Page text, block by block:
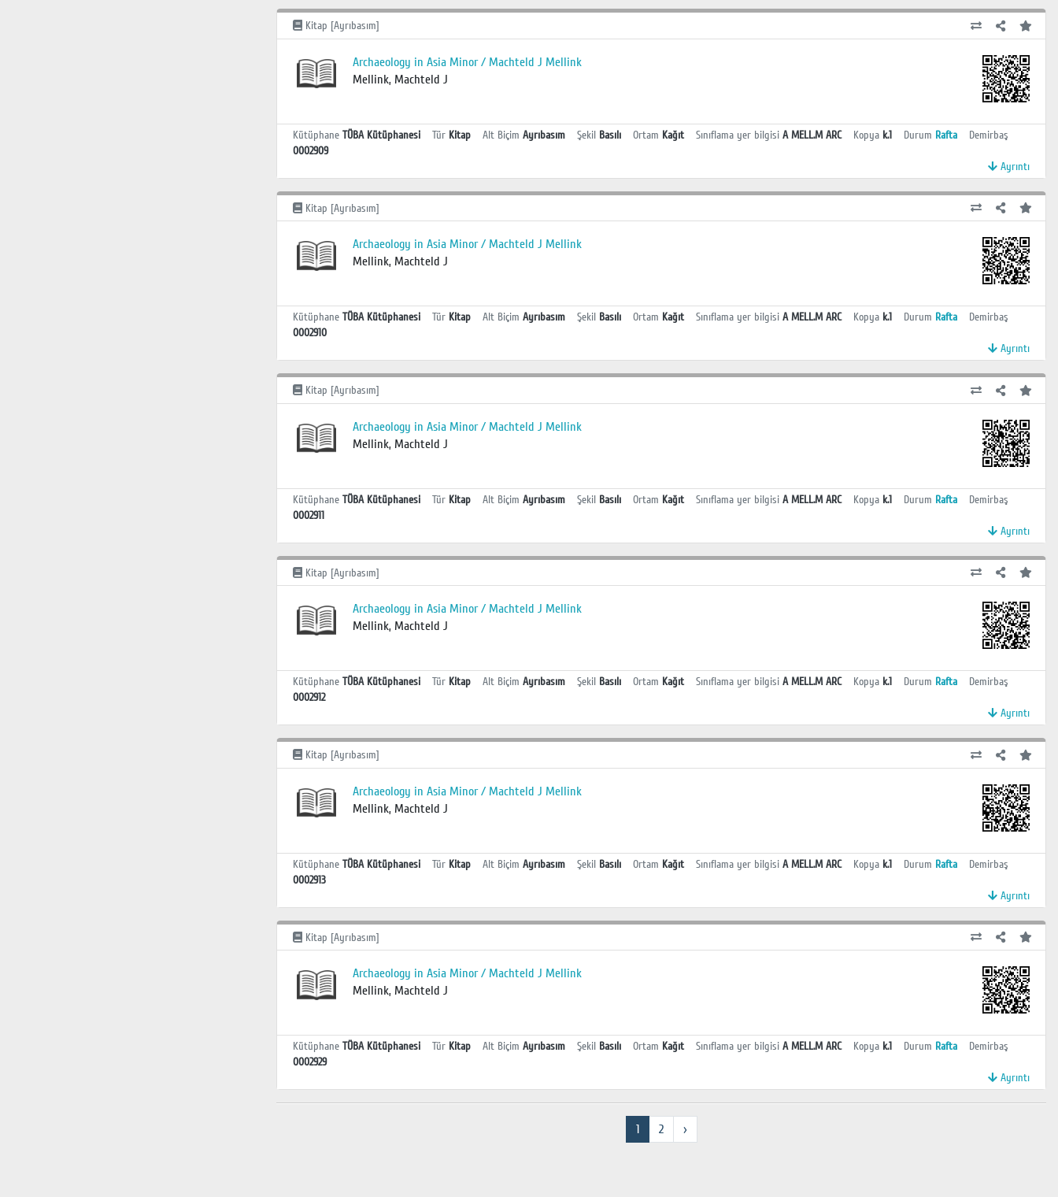
Kitap [Ayrıbasım]
Archaeology in Asia Minor / Machteld J Mellink
Mellink, Machteld J
Kütüphane TÜBA Kütüphanesi Tür Kitap Alt Biçim Ayrıbasım Şekil Basılı Ortam Kağıt Sınıflama yer bilgisi A MELL.M ARC Kopya k.1 Durum Rafta
Demirbaş
0002909
Ayrıntı
Kitap [Ayrıbasım]
Archaeology in Asia Minor / Machteld J Mellink
Mellink, Machteld J
Kütüphane TÜBA Kütüphanesi Tür Kitap Alt Biçim Ayrıbasım Şekil Basılı Ortam Kağıt Sınıflama yer bilgisi A MELL.M ARC Kopya k.1 Durum Rafta
Demirbaş
0002910
Ayrıntı
Kitap [Ayrıbasım]
Archaeology in Asia Minor / Machteld J Mellink
Mellink, Machteld J
Kütüphane TÜBA Kütüphanesi Tür Kitap Alt Biçim Ayrıbasım Şekil Basılı Ortam Kağıt Sınıflama yer bilgisi A MELL.M ARC Kopya k.1 Durum Rafta
Demirbaş
0002911
Ayrıntı
Kitap [Ayrıbasım]
Archaeology in Asia Minor / Machteld J Mellink
Mellink, Machteld J
Kütüphane TÜBA Kütüphanesi Tür Kitap Alt Biçim Ayrıbasım Şekil Basılı Ortam Kağıt Sınıflama yer bilgisi A MELL.M ARC Kopya k.1 Durum Rafta
Demirbaş
0002912
Ayrıntı
Kitap [Ayrıbasım]
Archaeology in Asia Minor / Machteld J Mellink
Mellink, Machteld J
Kütüphane TÜBA Kütüphanesi Tür Kitap Alt Biçim Ayrıbasım Şekil Basılı Ortam Kağıt Sınıflama yer bilgisi A MELL.M ARC Kopya k.1 Durum Rafta
Demirbaş
0002913
Ayrıntı
Kitap [Ayrıbasım]
Archaeology in Asia Minor / Machteld J Mellink
Mellink, Machteld J
Kütüphane TÜBA Kütüphanesi Tür Kitap Alt Biçim Ayrıbasım Şekil Basılı Ortam Kağıt Sınıflama yer bilgisi A MELL.M ARC Kopya k.1 Durum Rafta
Demirbaş
0002929
Ayrıntı
1 2 ›